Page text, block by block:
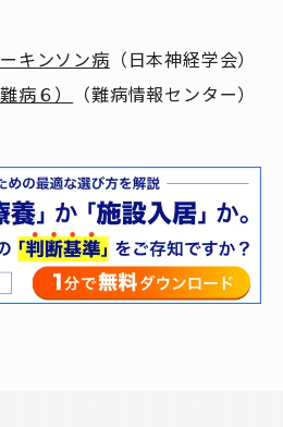
キンソン病 （日本神経学会）
病６）
（難病情報センター）